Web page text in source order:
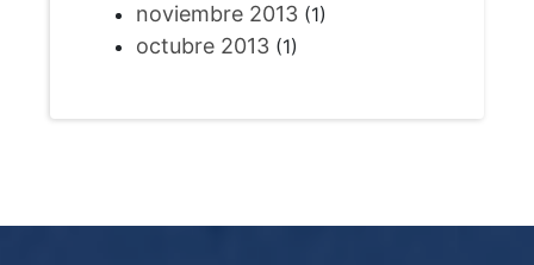
noviembre 2013(1)
octubre 2013(1)